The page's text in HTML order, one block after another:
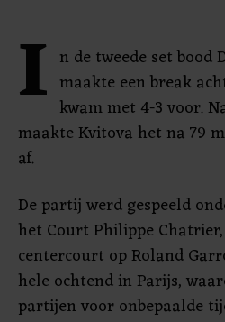
I n de tweede set bood
maakte een break
kwam met 4-3 voor.
maakte Kvitova het na 79
af.
De partij werd gespeeld
het Court Philippe
centercourt op Roland
hele ochtend in Parijs,
partijen voor onbepaalde